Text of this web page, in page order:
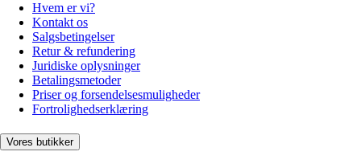
Hvem er vi?
Kontakt os
Salgsbetingelser
Retur & refundering
Juridiske oplysninger
Betalingsmetoder
Priser og forsendelsesmuligheder
Fortrolighedserklæring
Vores butikker